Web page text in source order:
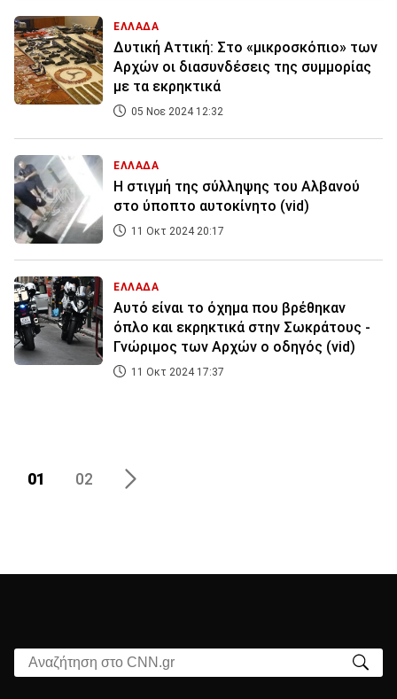
ΕΛΛΑΔΑ
Δυτική Αττική: Στο «μικροσκόπιο» των
Αρχών οι διασυνδέσεις της συμμορίας
με τα εκρηκτικά
05 Νοε 2024 12:32
ΕΛΛΑΔΑ
Η στιγμή της σύλληψης του Αλβανού
στο ύποπτο αυτοκίνητο (vid)
11 Οκτ 2024 20:17
ΕΛΛΑΔΑ
Αυτό είναι το όχημα που βρέθηκαν
όπλο και εκρηκτικά στην Σωκράτους -
Γνώριμος των Αρχών ο οδηγός (vid)
11 Οκτ 2024 17:37
01 02
Αναζήτηση στο CNN.gr